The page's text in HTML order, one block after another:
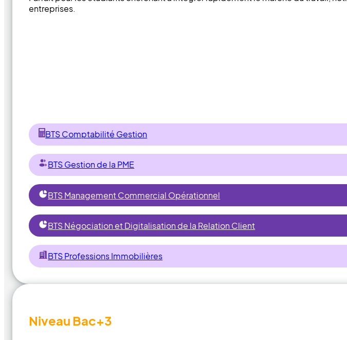
entreprises.
BTS Comptabilité Gestion
BTS Gestion de la PME
BTS Management Commercial Opérationnel
BTS Négociation et Digitalisation de la Relation Client
BTS Professions Immobilières
Niveau Bac+3